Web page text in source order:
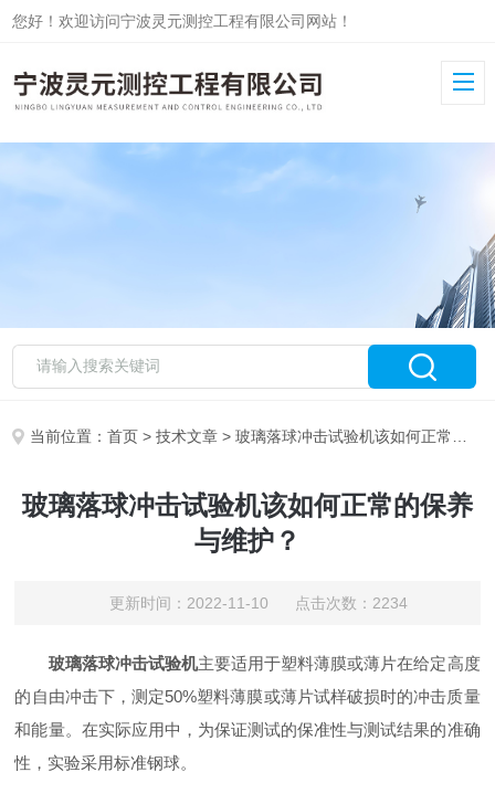
您好！欢迎访问宁波灵元测控工程有限公司网站！
当前位置：首页 >技术文章 > 玻璃落球冲击试验机该如何正常的保养与维护？
玻璃落球冲击试验机该如何正常的保养
与维护？
更新时间：2022-11-10 点击次数：2234
玻璃落球冲击试验机主要适用于塑料薄膜或薄片在给定高度
的自由冲击下，测定50%塑料薄膜或薄片试样破损时的冲击质量
和能量。在实际应用中，为保证测试的保准性与测试结果的准确
性，实验采用标准钢球。